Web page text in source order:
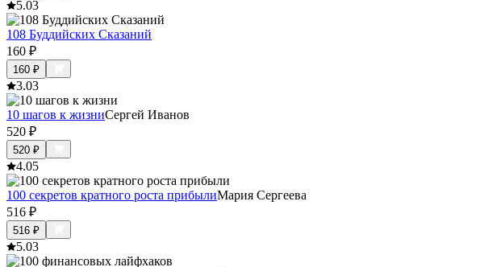
5.03
108 Буддийских Сказаний
160 ₽
160 ₽
3.03
10 шагов к жизниСергей Иванов
520 ₽
520 ₽
4.05
100 секретов кратного роста прибылиМария Сергеева
516 ₽
516 ₽
5.03